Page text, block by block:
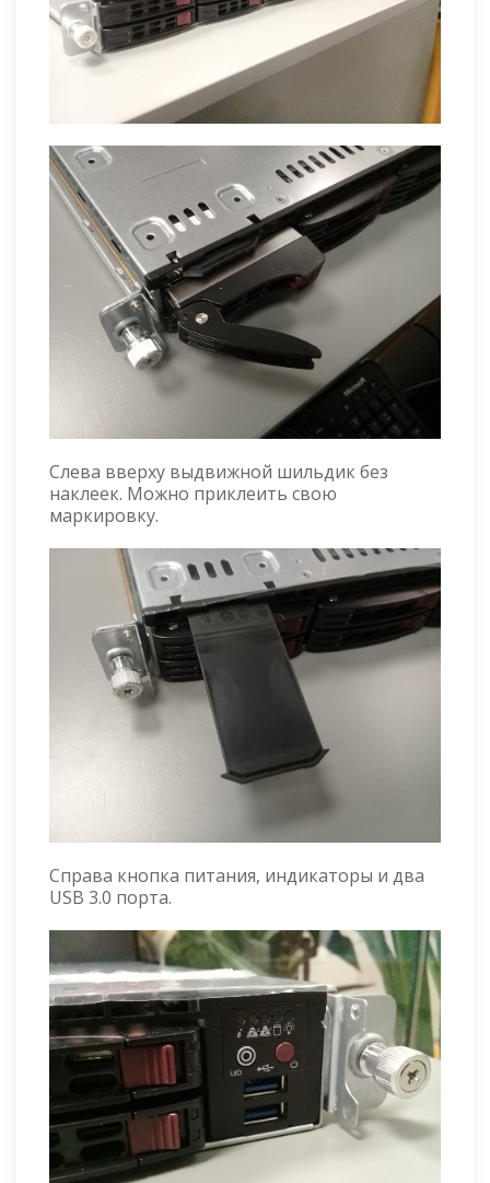
Слева вверху выдвижной шильдик без
наклеек. Можно приклеить свою
маркировку.
Справа кнопка питания, индикаторы и два
USB 3.0 порта.